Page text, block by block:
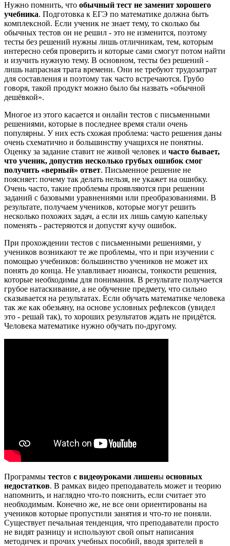
Нужно помнить, что обычный тест не заменит хорошего
учебника. Подготовка к ЕГЭ по математике должна быть
комплексной. Если ученик не знает тему, то сколько бы
обычных тестов он не решил - это не изменится, поэтому
тесты без решений нужны лишь отличникам, тем, которым
интересно себя проверить и которые сами смогут потом найти
и изучить нужную тему. В основном, тесты без решений -
лишь напрасная трата времени. Они не требуют трудозатрат
для составления и поэтому так часто встречаются. Грубо
говоря, такой продукт можно было бы назвать «обычной
дешёвкой».
Многое из этого касается и онлайн тестов с письменными
решениями, которые в последнее время стали очень
популярны. У них есть схожая проблема: часто решения даны
очень схематично и большинству учащихся не понятны.
Оценку за задание ставит не живой человек и часто бывает,
что ученик, допустив несколько грубых ошибок смог
получить «верный» ответ. Письменное решение не
поясняет: почему так делать нельзя, не укажет на ошибку.
Очень часто, такие проблемы проявляются при решении
заданий с базовыми уравнениями или преобразованиями. В
результате, получаем учеников, которые могут решить
несколько похожих задач, а если их лишь самую капельку
поменять - растеряются и допустят кучу ошибок.
При прохождении тестов с письменными решениями, у
учеников возникают те же проблемы, что и при изучении с
помощью учебников: большинство учеников не может их
понять до конца. Не улавливает нюансы, тонкости решения,
которые необходимы для понимания. В результате получается
грубое натаскивание, а не обучение предмету, что сильно
сказывается на результатах. Если обучать математике человека
так же как обезьяну, на основе условных рефлексов (увидел
это - решай так), то хороших результатов ждать не придётся.
Человека математике нужно обучать по-другому.
Программы тестов с видеоуроками лишены основных
недостатков. В рамках видео преподаватель может и теорию
напомнить, и наглядно что-то пояснить, если считает это
необходимым. Конечно же, не все они ориентированы на
учеников которые пропустили занятия и что-то не поняли.
Существует печальная тенденция, что преподаватели просто
не видят разницу и используют свой опыт написания
методичек и прочих учебных пособий, вводя зрителей в